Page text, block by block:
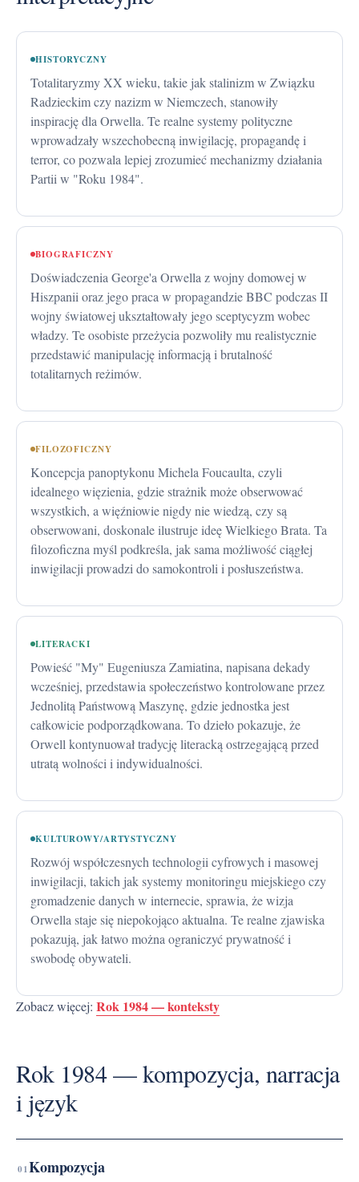
HISTORYCZNY
Totalitaryzmy XX wieku, takie jak stalinizm w Związku
Radzieckim czy nazizm w Niemczech, stanowiły
inspirację dla Orwella. Te realne systemy polityczne
wprowadzały wszechobecną inwigilację, propagandę i
terror, co pozwala lepiej zrozumieć mechanizmy działania
Partii w "Roku 1984".
BIOGRAFICZNY
Doświadczenia George'a Orwella z wojny domowej w
Hiszpanii oraz jego praca w propagandzie BBC podczas II
wojny światowej ukształtowały jego sceptycyzm wobec
władzy. Te osobiste przeżycia pozwoliły mu realistycznie
przedstawić manipulację informacją i brutalność
totalitarnych reżimów.
FILOZOFICZNY
Koncepcja panoptykonu Michela Foucaulta, czyli
idealnego więzienia, gdzie strażnik może obserwować
wszystkich, a więźniowie nigdy nie wiedzą, czy są
obserwowani, doskonale ilustruje ideę Wielkiego Brata. Ta
filozoficzna myśl podkreśla, jak sama możliwość ciągłej
inwigilacji prowadzi do samokontroli i posłuszeństwa.
LITERACKI
Powieść "My" Eugeniusza Zamiatina, napisana dekady
wcześniej, przedstawia społeczeństwo kontrolowane przez
Jednolitą Państwową Maszynę, gdzie jednostka jest
całkowicie podporządkowana. To dzieło pokazuje, że
Orwell kontynuował tradycję literacką ostrzegającą przed
utratą wolności i indywidualności.
KULTUROWY/ARTYSTYCZNY
Rozwój współczesnych technologii cyfrowych i masowej
inwigilacji, takich jak systemy monitoringu miejskiego czy
gromadzenie danych w internecie, sprawia, że wizja
Orwella staje się niepokojąco aktualna. Te realne zjawiska
pokazują, jak łatwo można ograniczyć prywatność i
swobodę obywateli.
Zobacz więcej: Rok 1984 — konteksty
Rok 1984 — kompozycja, narracja
i język
01Kompozycja